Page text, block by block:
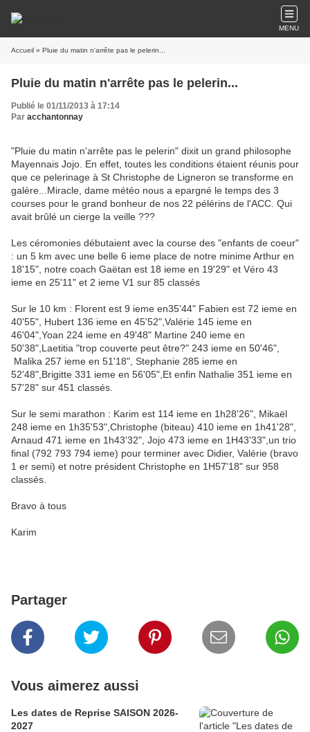
MENU
Accueil » Pluie du matin n'arrête pas le pelerin...
Pluie du matin n'arrête pas le pelerin...
Publié le 01/11/2013 à 17:14
Par acchantonnay
"Pluie du matin n'arrête pas le pelerin" dixit un grand philosophe
Mayennais Jojo. En effet, toutes les conditions étaient réunis pour
que ce pelerinage à St Christophe de Ligneron se transforme en
galère...Miracle, dame météo nous a epargné le temps des 3
courses pour le grand bonheur de nos 22 pélérins de l'ACC. Qui
avait brûlé un cierge la veille ???
Les céromonies débutaient avec la course des "enfants de coeur"
: un 5 km avec une belle 6 ieme place de notre minime Arthur en
18'15", notre coach Gaëtan est 18 ieme en 19'29" et Véro 43
ieme en 25'11" et 2 ieme V1 sur 85 classés
Sur le 10 km : Florent est 9 ieme en35'44" Fabien est 72 ieme en
40'55", Hubert 136 ieme en 45'52",Valérie 145 ieme en
46'04",Yoan 224 ieme en 49'48" Martine 240 ieme en
50'38",Laetitia "trop couverte peut être?" 243 ieme en 50'46",
Malika 257 ieme en 51'18", Stephanie 285 ieme en
52'48",Brigitte 331 ieme en 56'05",Et enfin Nathalie 351 ieme en
57'28" sur 451 classés.
Sur le semi marathon : Karim est 114 ieme en 1h28'26", Mikaël
248 ieme en 1h35'53",Christophe (biteau) 410 ieme en 1h41'28",
Arnaud 471 ieme en 1h43'32", Jojo 473 ieme en 1H43'33",un trio
final (792 793 794 ieme) pour terminer avec Didier, Valérie (bravo
1 er semi) et notre président Christophe en 1H57'18" sur 958
classés.
Bravo à tous
Karim
Partager
Vous aimerez aussi
Les dates de Reprise SAISON 2026-
2027